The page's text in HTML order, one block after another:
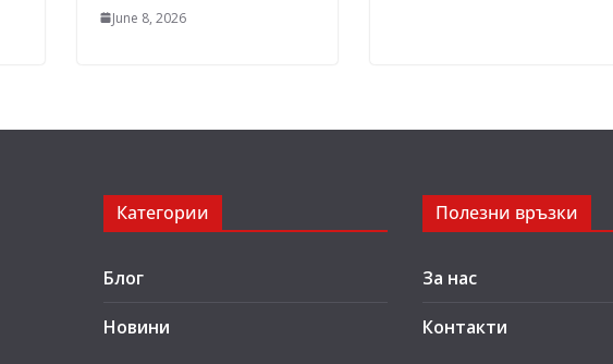
June 8, 2026
Категории
Блог
Новини
Полезни връзки
За нас
Контакти